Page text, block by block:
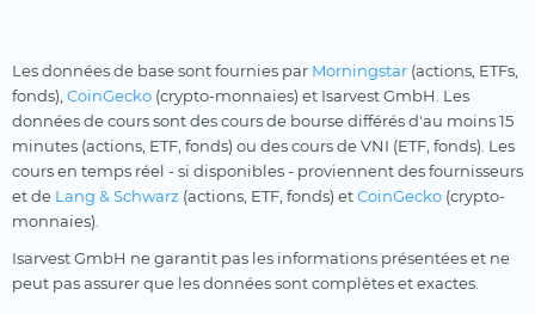
Les données de base sont fournies par Morningstar (actions, ETFs,
fonds), CoinGecko (crypto-monnaies) et Isarvest GmbH. Les
données de cours sont des cours de bourse différés d'au moins 15
minutes (actions, ETF, fonds) ou des cours de VNI (ETF, fonds). Les
cours en temps réel - si disponibles - proviennent des fournisseurs
et de Lang & Schwarz (actions, ETF, fonds) etCoinGecko (crypto-
monnaies).
Isarvest GmbH ne garantit pas les informations présentées et ne
peut pas assurer que les données sont complètes et exactes.